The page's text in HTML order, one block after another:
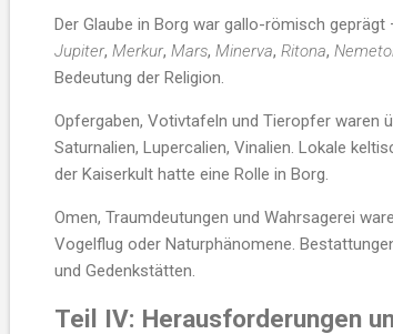
Der Glaube in Borg war gallo-römisch
Jupiter, Merkur, Mars, Minerva, Ritona,
Bedeutung der Religion.
Opfergaben, Votivtafeln und Tieropfer waren
Saturnalien, Lupercalien, Vinalien. Lokale
der Kaiserkult hatte eine Rolle in Borg.
Omen, Traumdeutungen und Wahrsagerei
Vogelflug oder Naturphänomene.
und Gedenkstätten.
Teil IV: Herausforderungen